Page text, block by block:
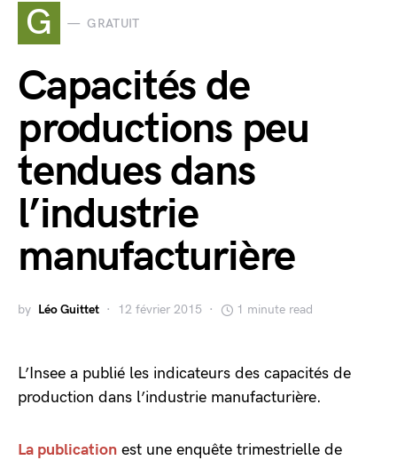
G GRATUIT
Capacités de
productions peu
tendues dans
l’industrie
manufacturière
by Léo Guittet 12 février 2015 1 minute read
L’Insee a publié les indicateurs des capacités de
production dans l’industrie manufacturière.
La publication est une enquête trimestrielle de